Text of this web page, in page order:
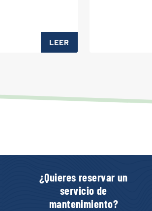
LEER
¿Quieres reservar un
servicio de
mantenimiento?